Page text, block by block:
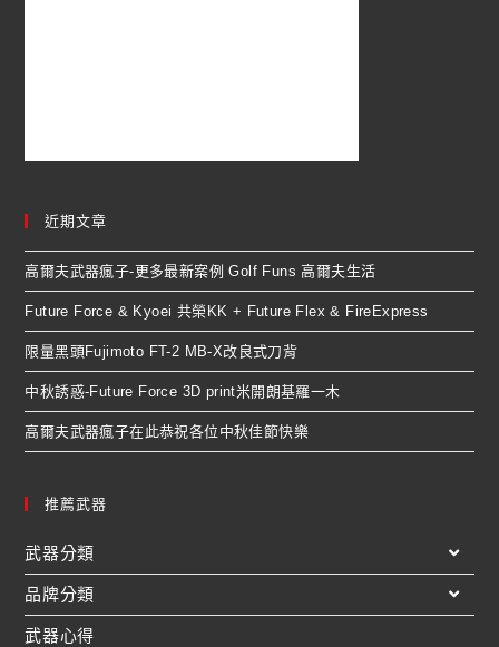
近期文章
高爾夫武器瘋子-更多最新案例 Golf Funs 高爾夫生活
Future Force & Kyoei 共榮KK + Future Flex & FireExpress
限量黑頭Fujimoto FT-2 MB-X改良式刀背
中秋誘惑-Future Force 3D print米開朗基羅一木
高爾夫武器瘋子在此恭祝各位中秋佳節快樂
推薦武器
武器分類
品牌分類
武器心得